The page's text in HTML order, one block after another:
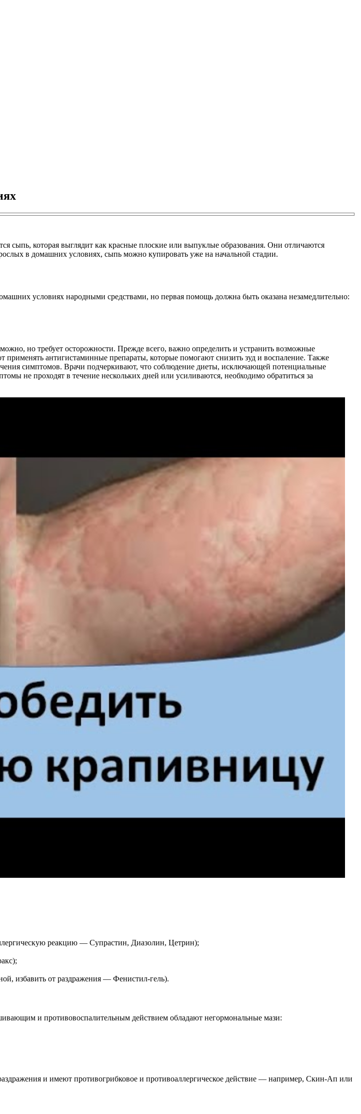
сыпь, которая выглядит как красные плоские или выпуклые образования. Они отличаются
в домашних условиях, сыпь можно купировать уже на начальной стадии.
условиях народными средствами, но первая помощь должна быть оказана незамедлительно:
но требует осторожности. Прежде всего, важно определить и устранить возможные
антигистаминные препараты, которые помогают снизить зуд и воспаление. Также
симптомов. Врачи подчеркивают, что соблюдение диеты, исключающей потенциальные
не проходят в течение нескольких дней или усиливаются, необходимо обратиться за
реакцию — Супрастин, Диазолин, Цетрин);
избавить от раздражения — Фенистил-гель).
и противовоспалительным действием обладают негормональные мази:
и имеют противогрибковое и противоаллергическое действие — например, Скин-Ап или